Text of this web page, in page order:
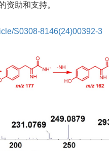
资助和支持。
S0308-8146(24)00392-3